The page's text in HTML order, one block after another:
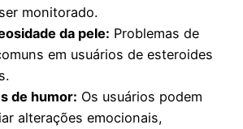
monitorado.
da pele: Problemas de
em usuários de esteroides
de humor: Os usuários podem
alterações emocionais,